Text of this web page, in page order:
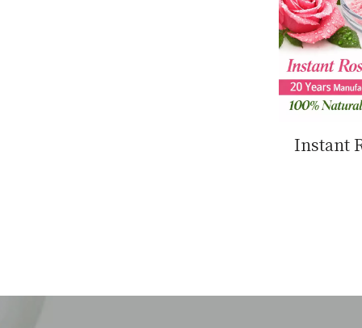
Instant